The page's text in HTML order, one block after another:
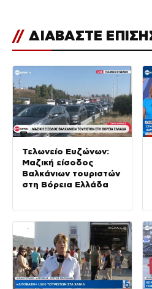
// ΔΙΑΒΑΣΤΕ
Τελωνείο Ευζώνων:
Μαζική είσοδος
Βαλκάνιων τουριστών
στη Βόρεια Ελλάδα